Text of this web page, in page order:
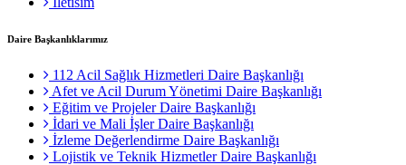
Daire Başkanlıklarımız
112 Acil Sağlık Hizmetleri Daire Başkanlığı
Afet ve Acil Durum Yönetimi Daire Başkanlığı
Eğitim ve Projeler Daire Başkanlığı
İdari ve Mali İşler Daire Başkanlığı
İzleme Değerlendirme Daire Başkanlığı
Lojistik ve Teknik Hizmetler Daire Başkanlığı